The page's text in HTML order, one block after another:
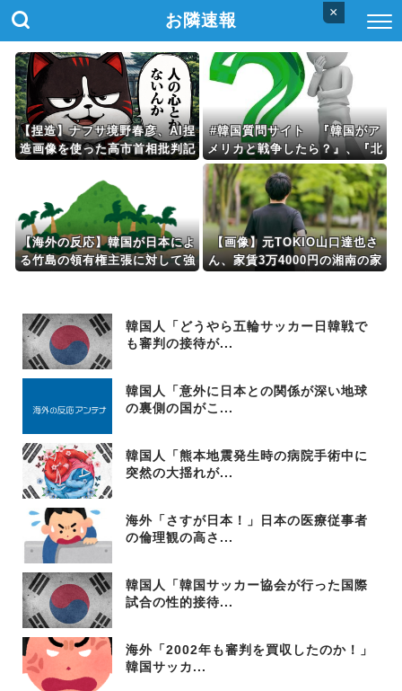
×
お隣速報
【捏造】ナフサ境野春彦、AI捏
造画像を使った高市首相批判記
#韓国質問サイト 『韓国がア
メリカと戦争したら？』、『北
朝鮮と中国が駆けつけてくれま
す！』
【海外の反応】韓国が日本によ
る竹島の領有権主張に対して強
とから国民の目をそらせるから
お互いの政府にとって都合がい
いんだよ」
【画像】元TOKIO山口達也さ
ん、家賃3万4000円の湘南の家
韓国人「どうやら五輪サッカー日韓戦で
も審判の接待が...
韓国人「意外に日本との関係が深い地球
の裏側の国がこ...
韓国人「熊本地震発生時の病院手術中に
突然の大揺れが...
海外「さすが日本！」日本の医療従事者
の倫理観の高さ...
韓国人「韓国サッカー協会が行った国際
試合の性的接待...
海外「2002年も審判を買収したのか！」
韓国サッカ...